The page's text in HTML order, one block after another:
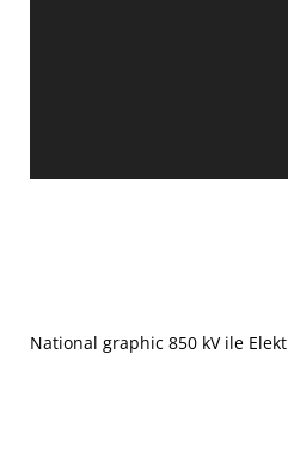
National graphic 850 kV ile